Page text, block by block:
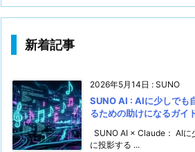
新着記事
2026年5月14日 : SUNO
SUNO AI : AIに少しでも
るための助けになるガイ
SUNO AI × Claude： AIに
に投影する ...